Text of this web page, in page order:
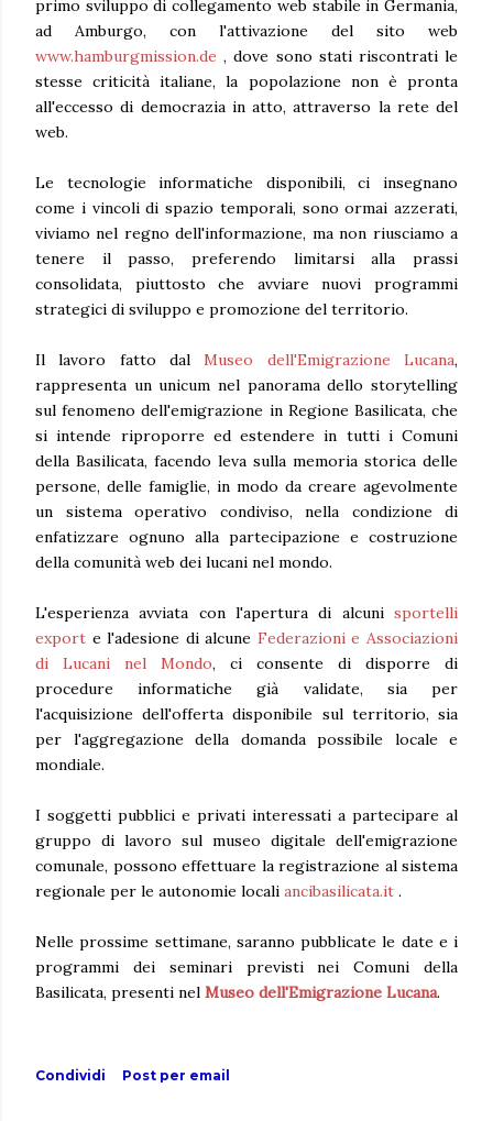
primo sviluppo di collegamento web stabile in Germania,
ad Amburgo, con l'attivazione del sito web
www.hamburgmission.de , dove sono stati riscontrati le
stesse criticità italiane, la popolazione non è pronta
all'eccesso di democrazia in atto, attraverso la rete del
web.
Le tecnologie informatiche disponibili, ci insegnano
come i vincoli di spazio temporali, sono ormai azzerati,
viviamo nel regno dell'informazione, ma non riusciamo a
tenere il passo, preferendo limitarsi alla prassi
consolidata, piuttosto che avviare nuovi programmi
strategici di sviluppo e promozione del territorio.
Il lavoro fatto dalMuseo dell'Emigrazione Lucana,
rappresenta un unicum nel panorama dello storytelling
sul fenomeno dell'emigrazione in Regione Basilicata, che
si intende riproporre ed estendere in tutti i Comuni
della Basilicata, facendo leva sulla memoria storica delle
persone, delle famiglie, in modo da creare agevolmente
un sistema operativo condiviso, nella condizione di
enfatizzare ognuno alla partecipazione e costruzione
della comunità web dei lucani nel mondo.
L'esperienza avviata con l'apertura di alcuni sportelli
export e l'adesione di alcune Federazioni e Associazioni
di Lucani nel Mondo, ci consente di disporre di
procedure informatiche già validate, sia per
l'acquisizione dell'offerta disponibile sul territorio, sia
per l'aggregazione della domanda possibile locale e
mondiale.
I soggetti pubblici e privati interessati a partecipare al
gruppo di lavoro sul museo digitale dell'emigrazione
comunale, possono effettuare la registrazione al sistema
regionale per le autonomie locali ancibasilicata.it .
Nelle prossime settimane, saranno pubblicate le date e i
programmi dei seminari previsti nei Comuni della
Basilicata, presenti nel Museo dell'Emigrazione Lucana.
Condividi Post per email